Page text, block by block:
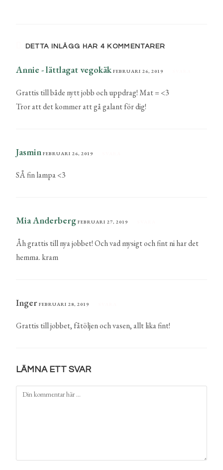
DETTA INLÄGG HAR 4 KOMMENTARER
Annie - lättlagat vegokäk FEBRUARI 26, 2019
Grattis till både nytt jobb och uppdrag! Mat = <3
Tror att det kommer att gå galant för dig!
Jasmin FEBRUARI 26, 2019
SÅ fin lampa <3
Mia Anderberg FEBRUARI 27, 2019
Åh grattis till nya jobbet! Och vad mysigt och fint ni har det
hemma. kram
Inger FEBRUARI 28, 2019
Grattis till jobbet, fåtöljen och vasen, allt lika fint!
LÄMNA ETT SVAR